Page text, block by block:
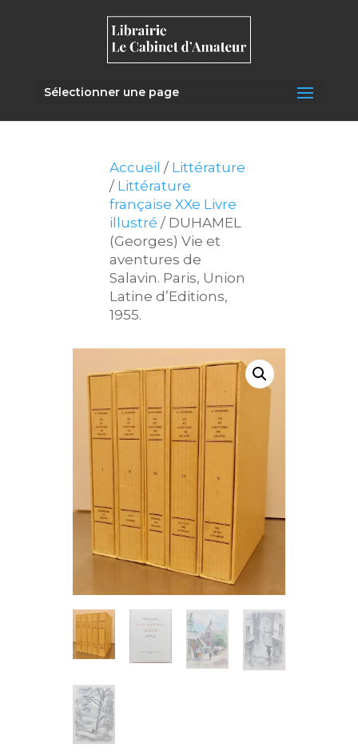
Sélectionner une page
Accueil / Littérature
/ Littérature
française XXe Livre
illustré / DUHAMEL
(Georges) Vie et
aventures de
Salavin. Paris, Union
Latine d’Editions,
1955.